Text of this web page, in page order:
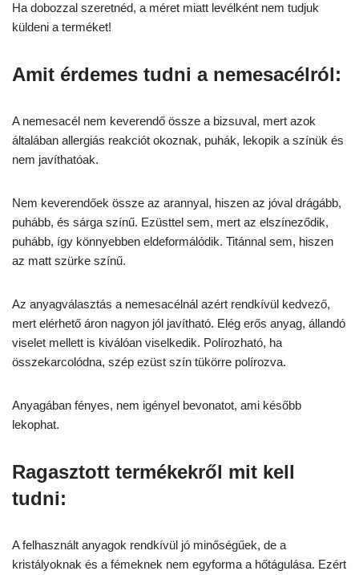
Ha dobozzal szeretnéd, a méret miatt levélként nem tudjuk
küldeni a terméket!
Amit érdemes tudni a nemesacélról:
A nemesacél nem keverendő össze a bizsuval, mert azok
általában allergiás reakciót okoznak, puhák, lekopik a színük és
nem javíthatóak.
Nem keverendőek össze az arannyal, hiszen az jóval drágább,
puhább, és sárga színű. Ezüsttel sem, mert az elszíneződik,
puhább, így könnyebben eldeformálódik. Titánnal sem, hiszen
az matt szürke színű.
Az anyagválasztás a nemesacélnál azért rendkívül kedvező,
mert elérhető áron nagyon jól javítható. Elég erős anyag, állandó
viselet mellett is kiválóan viselkedik. Polírozható, ha
összekarcolódna, szép ezüst szín tükörre polírozva.
Anyagában fényes, nem igényel bevonatot, ami később
lekophat.
Ragasztott termékekről mit kell
tudni:
A felhasznált anyagok rendkívül jó minőségűek, de a
kristályoknak és a fémeknek nem egyforma a hőtágulása. Ezért